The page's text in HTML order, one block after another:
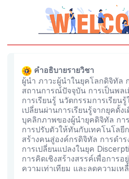
คำอธิบายรายวิชา
ผู้นำ ภาวะผู้นำในยุคโลกดิจิทัล
สถานการณ์ปัจจุบัน การเป็นพล
การเรียนรู้ นวัตกรรมการเรียน
เปลี่ยนผ่านการเรียนรู้จากยุคดั้ง
บุคลิกภาพของผู้นำยุคดิจิทัล กา
การปรับตัวให้ทันกับเทคโนโล
สร้างคนสู่องค์กรดิจิทัล การดำ
การเปลี่ยนแปลงในยุค
การคิดเชิงสร้างสรรค์เพื่อการ
ความเท่าเทียม และลดความเ